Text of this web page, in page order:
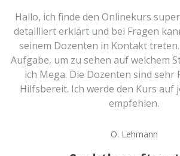
Hallo, ich finde den Onlinekurs
detailliert erklärt und bei Fragen
seinem Dozenten in Kontakt
Aufgabe, um zu sehen auf welchem
ich Mega. Die Dozenten sind sehr
Hilfsbereit. Ich werde den Kurs auf
empfehlen.
O. Lehmann